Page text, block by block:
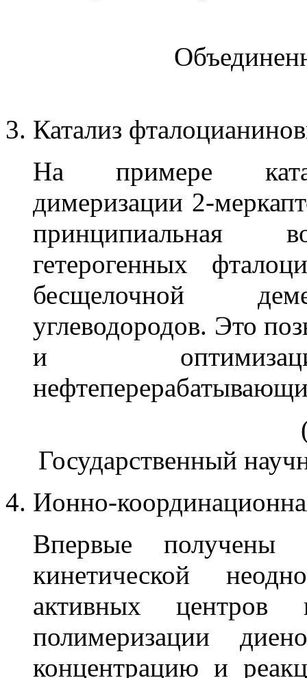
Катализ
На примере
димеризации 2-
принципиальная
гетерогенных
бесщелочной
углеводородов. Это
и
Государственный
Ионно-
Впервые получены
кинетической
активных центров
полимеризации
концентрацию и